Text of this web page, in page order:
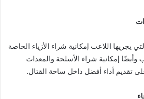
يجريها اللاعب إمكانية شراء الأزياء الخاصة
وأيضًا إمكانية شراء الأسلحة والمعدات
تقديم أداء أفضل داخل ساحة القتال.